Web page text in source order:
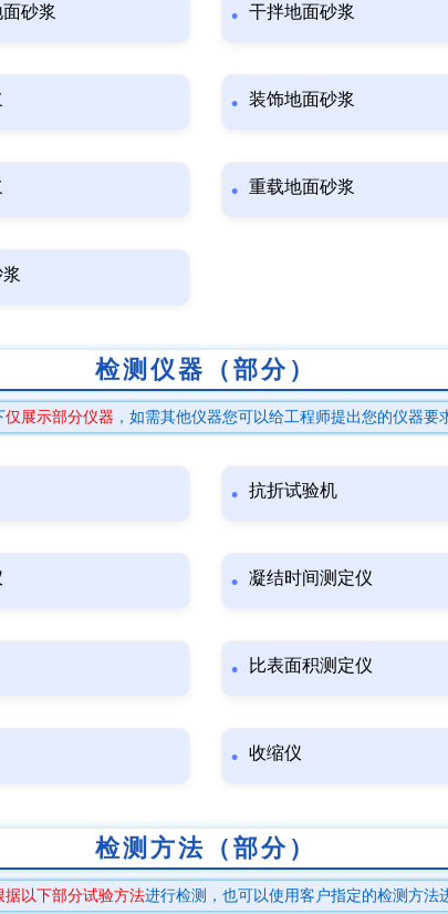
砂浆 干拌地面砂浆
装饰地面砂浆
重载地面砂浆
检测仪器（部分）
仅展示部分仪器 ，如需其他仪器您可以给工程师提出您的仪器要
抗折试验机
凝结时间测定仪
比表面积测定仪
收缩仪
检测方法（部分）
据以下部分试验方法进行检测，也可以使用客户指定的检测方法